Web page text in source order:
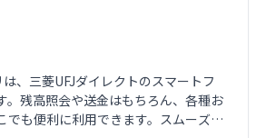
、三菱UFJダイレクトのスマートフ
。残高照会や送金はもちろん、各種お
でも便利に利用できます。スムーズな